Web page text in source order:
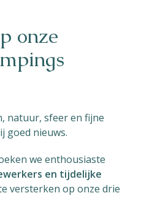
onze
natuur, sfeer en fijne
goed nieuws.
we enthousiaste
en tijdelijke
versterken op onze drie